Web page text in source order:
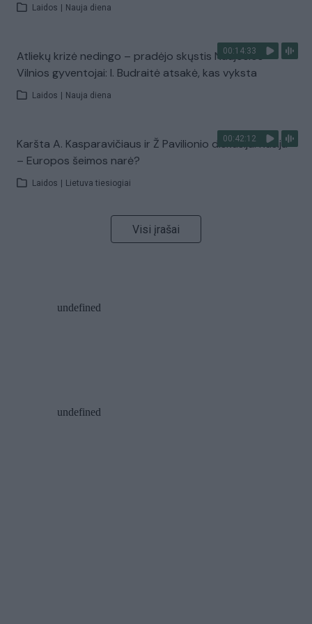
Laidos Nauja diena
00:14:33
Atliekų krizė nedingo – pradėjo skųstis Naujosios
Vilnios gyventojai: I. Budraitė atsakė, kas vyksta
Laidos Nauja diena
00:42:12
Karšta A. Kasparavičiaus ir Ž Pavilionio diskusija: Rusija
– Europos šeimos narė?
Laidos Lietuva tiesiogiai
Visi įrašai